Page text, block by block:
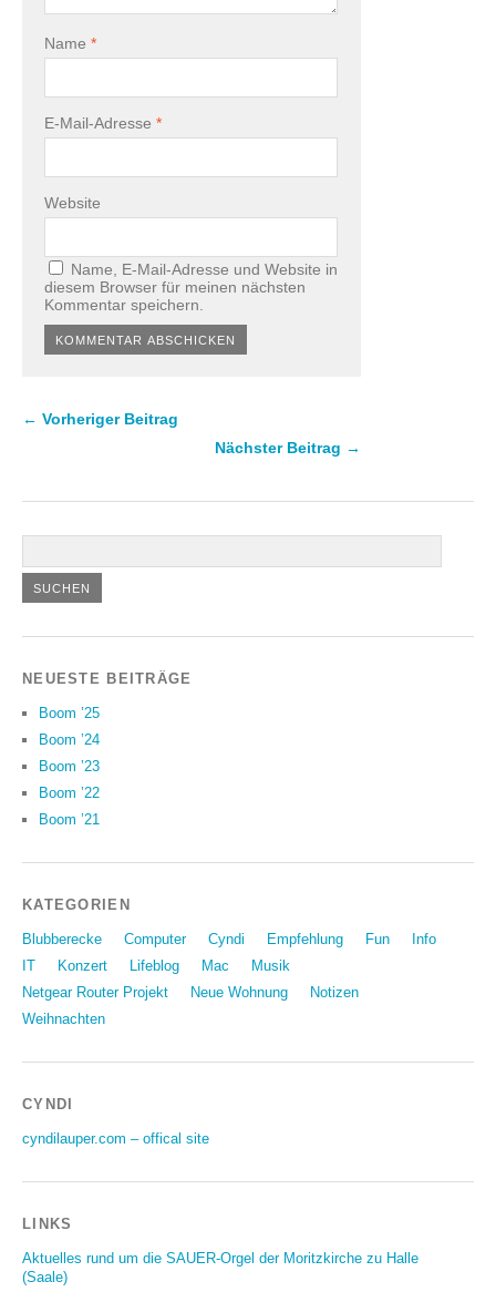
Name *
E-Mail-Adresse *
Website
Name, E-Mail-Adresse und Website in
diesem Browser für meinen nächsten
Kommentar speichern.
← Vorheriger Beitrag
Nächster Beitrag →
NEUESTE BEITRÄGE
Boom ’25
Boom ’24
Boom ’23
Boom ’22
Boom ’21
KATEGORIEN
Blubberecke Computer Cyndi Empfehlung Fun
Info
IT
Konzert Lifeblog Mac
Musik
Netgear Router Projekt
Neue Wohnung
Notizen
Weihnachten
CYNDI
cyndilauper.com – offical site
LINKS
Aktuelles rund um die SAUER-Orgel der Moritzkirche zu Halle
(Saale)